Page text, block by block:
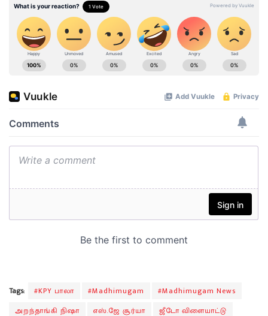
Tags: #KPY பாலா #Madhimugam
#Madhimugam News
அறந்தாங்கி நிஷா
எஸ்.ஜே சூர்யா ஜீடோ விளையாட்டு